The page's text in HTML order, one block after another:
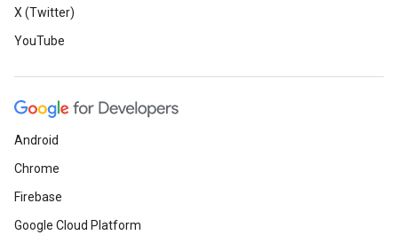
X (Twitter)
YouTube
Android
Chrome
Firebase
Google Cloud Platform